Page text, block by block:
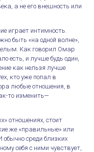
а не его внешность или
играет интимность.
быть «на одной волне»,
Как говорил Омар
есть, и лучше будь один,
как нельзя лучше
кто уже попал в
любые отношения, в
то изменить—
отношениях, стоит
же «правильные» или
среди близких
себя с ними чувствует,